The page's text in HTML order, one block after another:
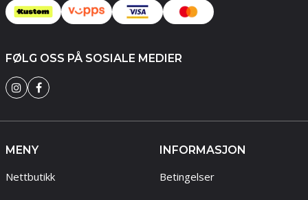
FØLG OSS PÅ SOSIALE MEDIER
MENY
Nettbutikk
INFORMASJON
Betingelser